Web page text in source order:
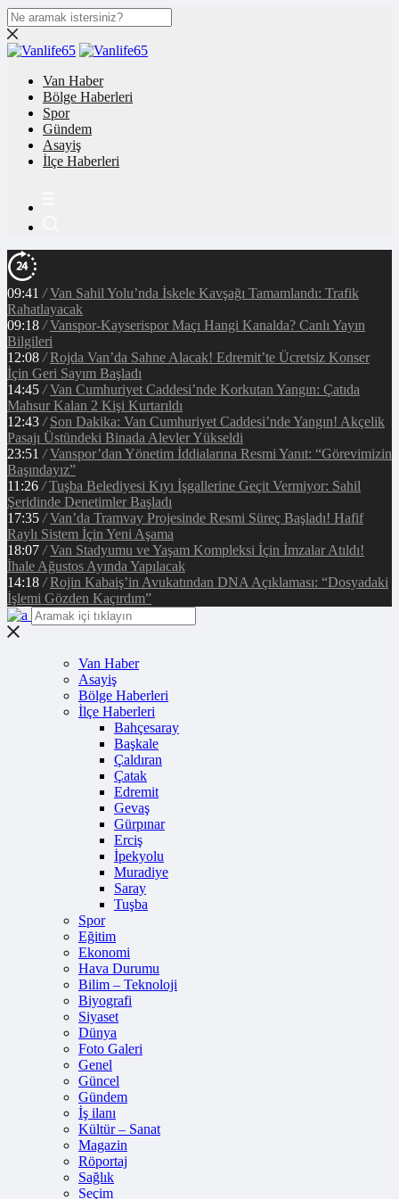
Van Haber
Bölge Haberleri
Spor
Gündem
Asayiş
İlçe Haberleri
09:41 / Van Sahil Yolu’nda İskele Kavşağı Tamamlandı: Trafik
Rahatlayacak
09:18 / Vanspor-Kayserispor Maçı Hangi Kanalda? Canlı Yayın
Bilgileri
12:08 / Rojda Van’da Sahne Alacak! Edremit’te Ücretsiz Konser
İçin Geri Sayım Başladı
14:45 / Van Cumhuriyet Caddesi’nde Korkutan Yangın: Çatıda
Mahsur Kalan 2 Kişi Kurtarıldı
12:43 / Son Dakika: Van Cumhuriyet Caddesi’nde Yangın! Akçelik
Pasajı Üstündeki Binada Alevler Yükseldi
23:51 / Vanspor’dan Yönetim İddialarına Resmi Yanıt: “Görevimizin
Başındayız”
11:26 / Tuşba Belediyesi Kıyı İşgallerine Geçit Vermiyor: Sahil
Şeridinde Denetimler Başladı
17:35 / Van’da Tramvay Projesinde Resmi Süreç Başladı! Hafif
Raylı Sistem İçin Yeni Aşama
18:07 / Van Stadyumu ve Yaşam Kompleksi İçin İmzalar Atıldı!
İhale Ağustos Ayında Yapılacak
14:18 / Rojin Kabaiş’in Avukatından DNA Açıklaması: “Dosyadaki
İşlemi Gözden Kaçırdım”
Van Haber
Asayiş
Bölge Haberleri
İlçe Haberleri
Bahçesaray
Başkale
Çaldıran
Çatak
Edremit
Gevaş
Gürpınar
Erciş
İpekyolu
Muradiye
Saray
Tuşba
Spor
Eğitim
Ekonomi
Hava Durumu
Bilim – Teknoloji
Biyografi
Siyaset
Dünya
Foto Galeri
Genel
Güncel
Gündem
İş ilanı
Kültür – Sanat
Magazin
Röportaj
Sağlık
Seçim